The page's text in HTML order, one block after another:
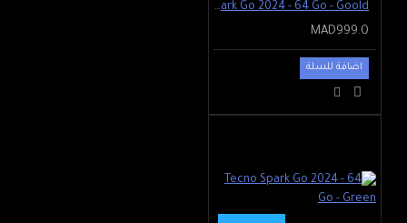
Tecno Spark Go 2024 - 64 Go - Goold
MAD999.0
اضافة للسلة